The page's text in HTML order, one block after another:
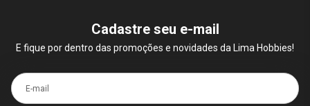
Cadastre seu e-mail
E fique por dentro das promoções e novidades da Lima Hobbies!
E-mail